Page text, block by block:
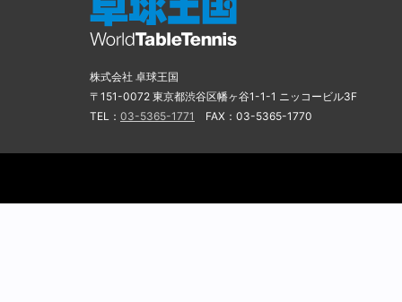
株式会社 卓球王国
〒151-0072 東京都渋谷区幡ヶ谷1-1-1 ニッコービル3F
TEL： 03-5365-1771 FAX：03-5365-1770